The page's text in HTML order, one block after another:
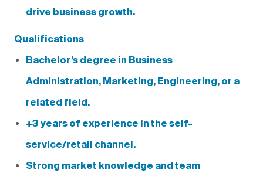
drive business growth.
Qualifications
Bachelor’s degree in Business
Administration, Marketing, Engineering, or a
related field.
+3 years of experience in the self-
service/retail channel.
Strong market knowledge and team